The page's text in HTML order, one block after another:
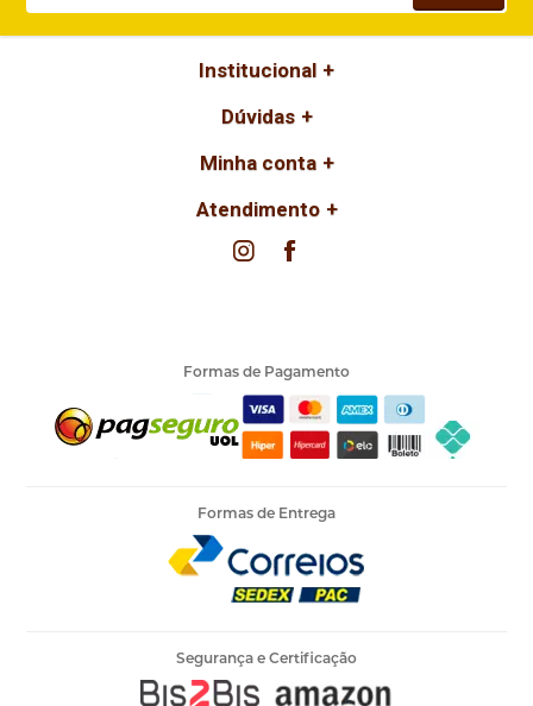
Institucional
Dúvidas
Minha conta
Atendimento
Formas de Pagamento
Formas de Entrega
Segurança e Certificação